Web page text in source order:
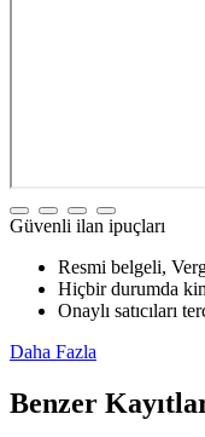
Güvenli ilan ipuçları
Resmi belgeli,
Hiçbir durumda
Onaylı satıcıları
Daha Fazla
Benzer